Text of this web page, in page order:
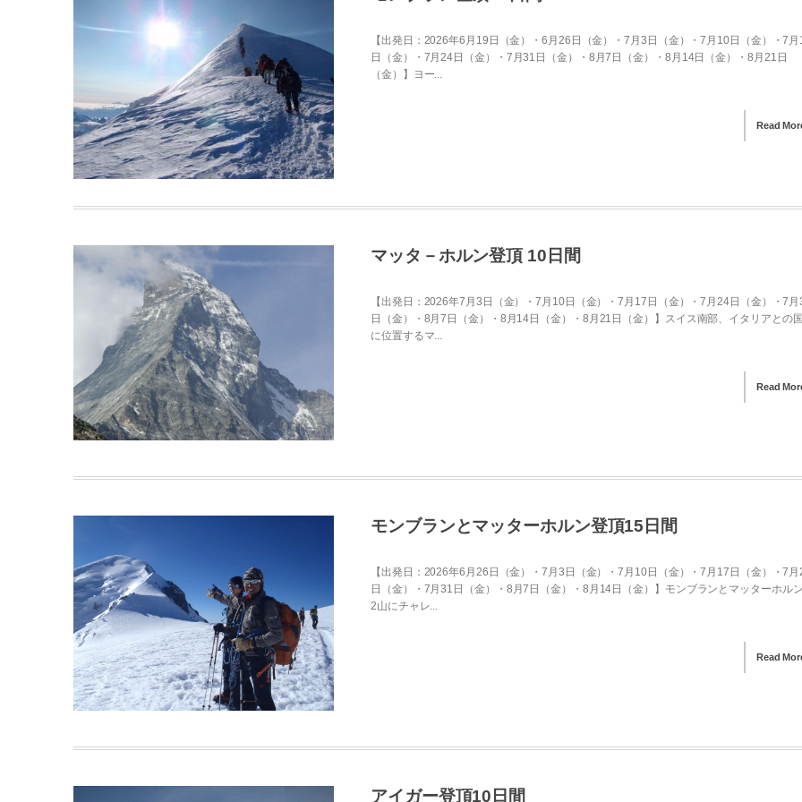
【出発日：2026年6月19日（金）・6月26日（金）・7月3日（金）・7月10日（金）・7月
日（金）・7月24日（金）・7月31日（金）・8月7日（金）・8月14日（金）・8月21日
（金）】ヨー...
Read
マッタ－ホルン登頂 10日間
【出発日：2026年7月3日（金）・7月10日（金）・7月17日（金）・7月24日（金）・7月
日（金）・8月7日（金）・8月14日（金）・8月21日（金）】スイス南部、イタリアとの
に位置するマ...
Read
モンブランとマッターホルン登頂15日間
【出発日：2026年6月26日（金）・7月3日（金）・7月10日（金）・7月17日（金）・7月
日（金）・7月31日（金）・8月7日（金）・8月14日（金）】モンブランとマッターホル
2山にチャレ...
Read
アイガー登頂10日間